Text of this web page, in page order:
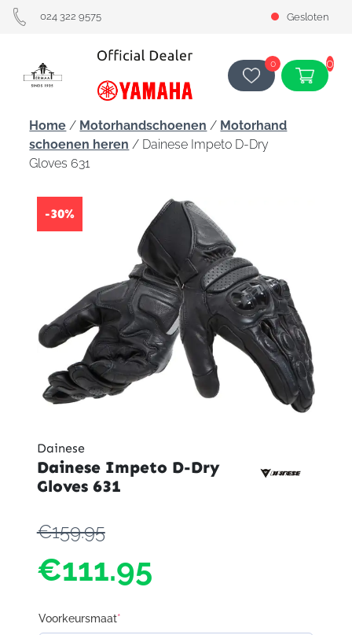
024 322 9575 Gesloten
0 0
Home / Motorhandschoenen / Motorhand
schoenen heren / Dainese Impeto D-Dry
Gloves 631
-30%
Dainese
Dainese Impeto D-Dry
Gloves 631
€159.95
€111.95
Voorkeursmaat*